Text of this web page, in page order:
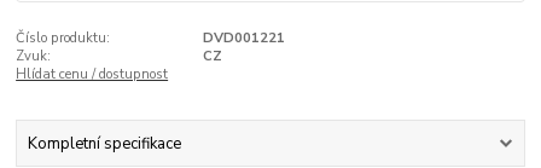
Číslo produktu:
DVD001221
Zvuk:
CZ
Hlídat cenu / dostupnost
Kompletní specifikace